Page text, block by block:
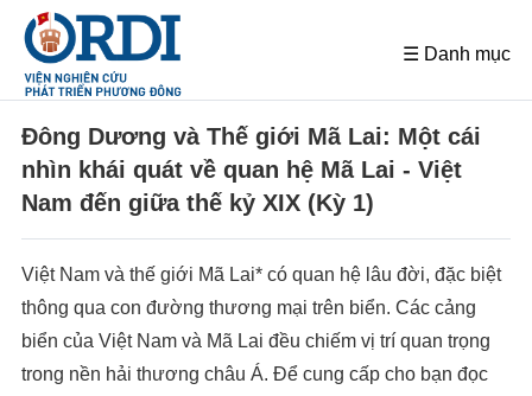
☰ Danh mục
Đông Dương và Thế giới Mã Lai: Một cái
nhìn khái quát về quan hệ Mã Lai - Việt
Nam đến giữa thế kỷ XIX (Kỳ 1)
Việt Nam và thế giới Mã Lai* có quan hệ lâu đời, đặc biệt
thông qua con đường thương mại trên biển. Các cảng
biển của Việt Nam và Mã Lai đều chiếm vị trí quan trọng
trong nền hải thương châu Á. Để cung cấp cho bạn đọc